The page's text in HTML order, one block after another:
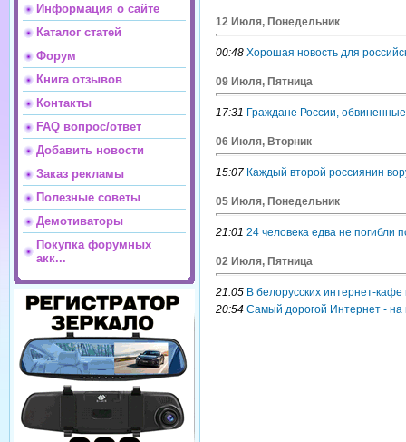
Информация о сайте
Каталог статей
Форум
Книга отзывов
Контакты
FAQ вопрос/ответ
Добавить новости
Заказ рекламы
Полезные советы
Демотиваторы
Покупка форумных
акк...
12 Июля, Понедельник
00:48 Хорошая новость для
09 Июля, Пятница
17:31 Граждане России,
06 Июля, Вторник
15:07 Каждый второй россиянин
05 Июля, Понедельник
21:01 24 человека едва не погибли
02 Июля, Пятница
21:05 В белорусских интернет-
20:54 Самый дорогой Интернет - на